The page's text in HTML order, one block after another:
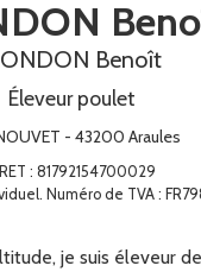
Benoît
Éleveur poulet
- 43200 Araules
: 81792154700029
Numéro de TVA :
je suis éleveur de